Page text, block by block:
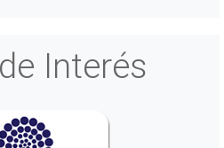
Interés